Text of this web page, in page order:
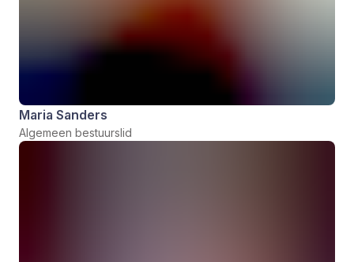
Maria Sanders
Algemeen bestuurslid